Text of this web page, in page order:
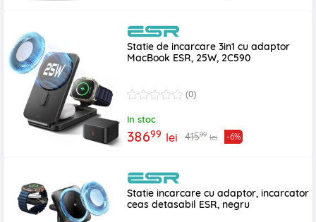
Statie de incarcare 3in1 cu adaptor
MacBook ESR, 25W, 2C590
(0)
In stoc
38699 lei 41599 lei -6%
Statie incarcare cu adaptor, incarcator
ceas detasabil ESR, negru